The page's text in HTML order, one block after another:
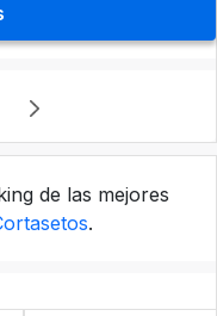
de las mejores
.